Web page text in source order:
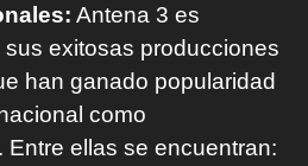
Antena 3 es
exitosas producciones
han ganado popularidad
como
Entre ellas se encuentran: